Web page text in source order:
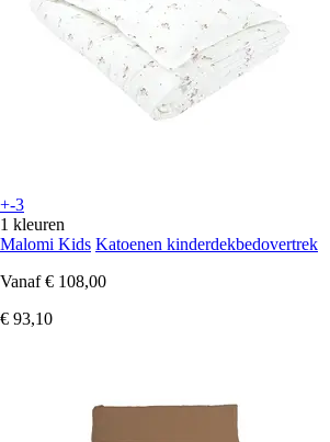
+-3
1 kleuren
Malomi Kids Katoenen kinderdekbedovertrek
Vanaf € 108,00
€ 93,10